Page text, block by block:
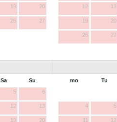
19 20
26 27
12 13
19 20
26 27
Sa
Su
5 6
12 13
19 20
mo Tu
4 5
11 12